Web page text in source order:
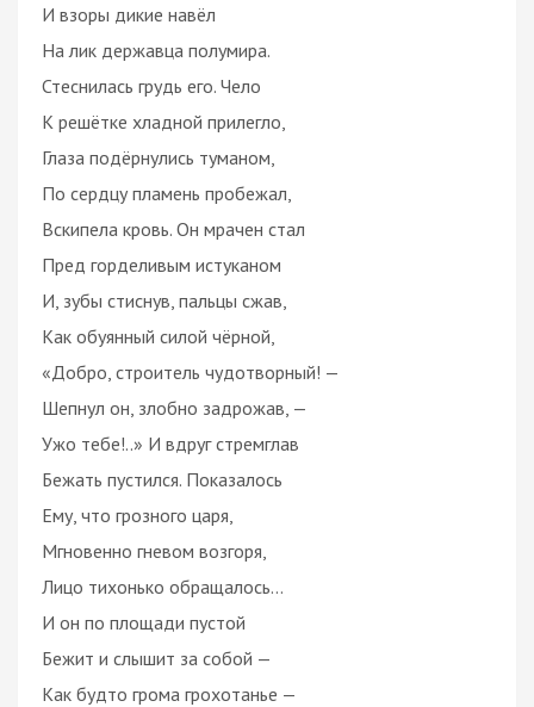
И взоры дикие навёл
На лик державца полумира.
Стеснилась грудь его. Чело
К решётке хладной прилегло,
Глаза подёрнулись туманом,
По сердцу пламень пробежал,
Вскипела кровь. Он мрачен стал
Пред горделивым истуканом
И, зубы стиснув, пальцы сжав,
Как обуянный силой чёрной,
«Добро, строитель чудотворный! —
Шепнул он, злобно задрожав, —
Ужо тебе!..» И вдруг стремглав
Бежать пустился. Показалось
Ему, что грозного царя,
Мгновенно гневом возгоря,
Лицо тихонько обращалось…
И он по площади пустой
Бежит и слышит за собой —
Как будто грома грохотанье —